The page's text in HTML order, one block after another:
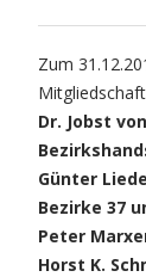
Zum
Dr. Jobst
Günter
Bezirke 37
Peter
Horst K.